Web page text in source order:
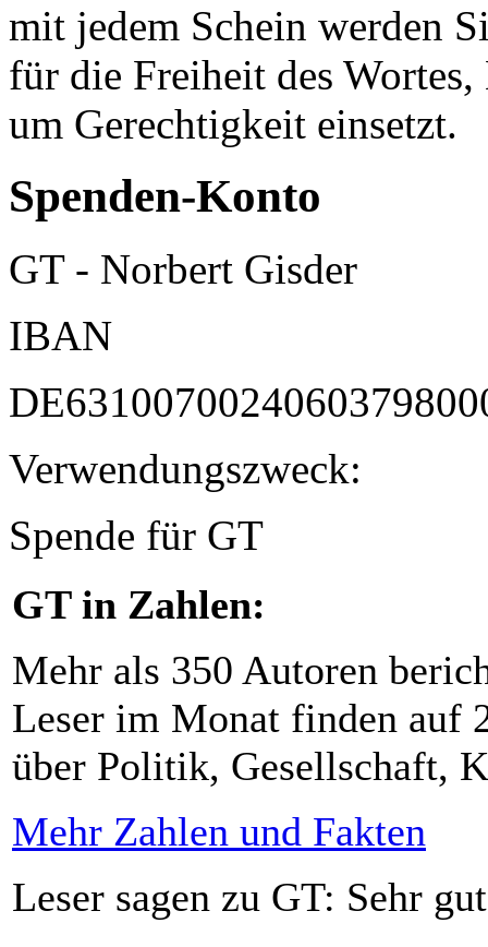
mit jedem Schein werden
für die Freiheit des
um Gerechtigkeit einsetzt.
Spenden-Konto
GT - Norbert Gisder
IBAN
Verwendungszweck:
Spende für GT
GT in Zahlen:
Mehr als 350 Autoren
Leser im Monat finden auf
über Politik, Gesellschaft,
Mehr Zahlen und Fakten
Leser sagen zu GT: Sehr